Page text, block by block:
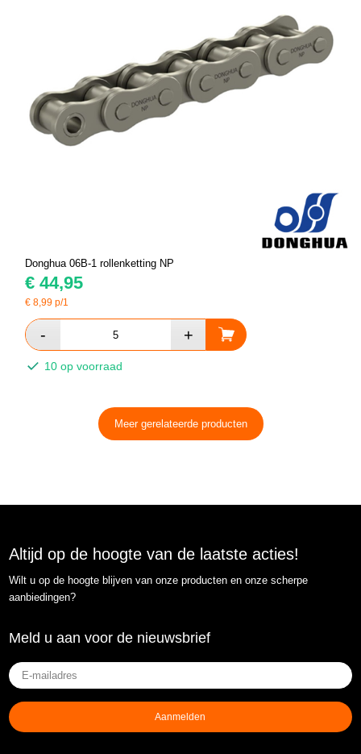
Donghua 06B-1 rollenketting NP
€ 44,95
€8,99 p/1
10 op voorraad
Meer gerelateerde producten
Altijd op de hoogte van de laatste acties!
Wilt u op de hoogte blijven van onze producten en onze scherpe
aanbiedingen?
Meld u aan voor de nieuwsbrief
E-
mailadres(Vereist)
Aanmelden